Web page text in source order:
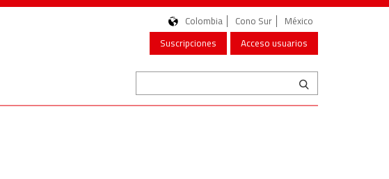
Colombia Cono Sur
México
Suscripciones
Acceso usuarios